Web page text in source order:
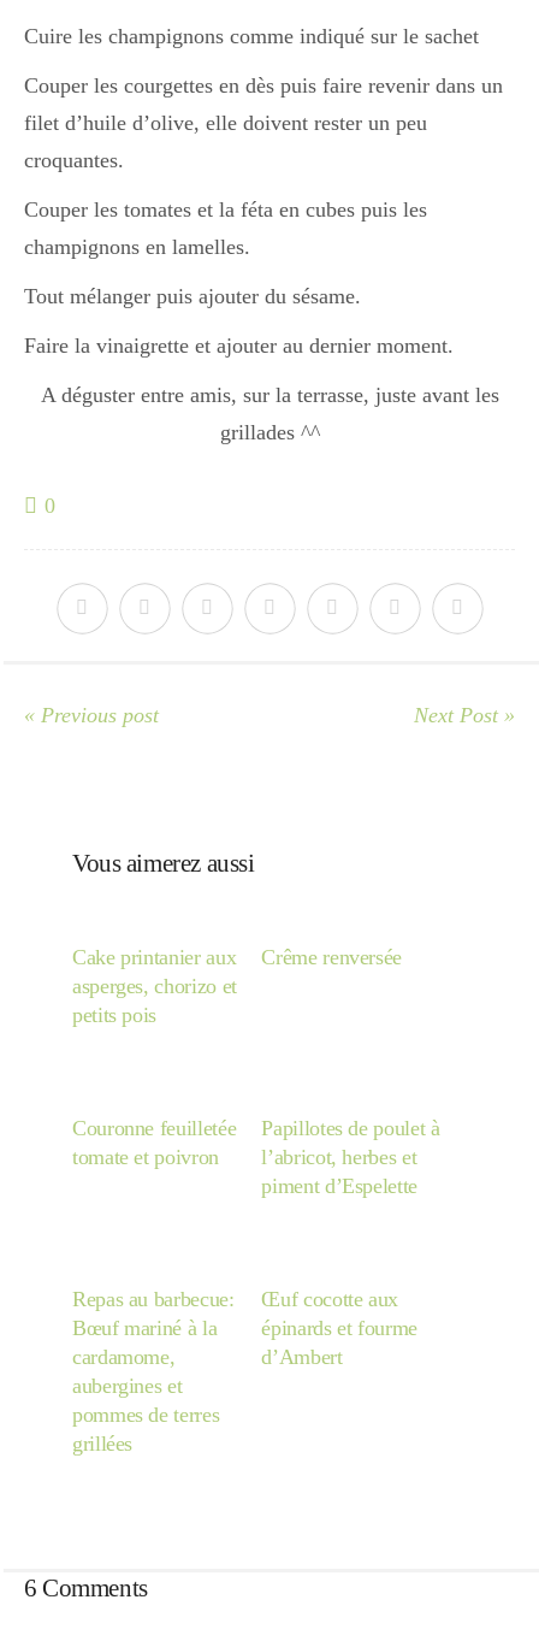
Divers
Semaines Spéciales
cupcake
apéro
Japon
Cuire les champignons comme indiqué sur le sachet
Couper les courgettes en dès puis faire revenir dans un
filet d’huile d’olive, elle doivent rester un peu
croquantes.
Couper les tomates et la féta en cubes puis les
champignons en lamelles.
Tout mélanger puis ajouter du sésame.
Faire la vinaigrette et ajouter au dernier moment.
A déguster entre amis, sur la terrasse, juste avant les
grillades ^^
0
« Previous post Next Post »
Vous aimerez aussi
Cake printanier aux
asperges, chorizo et
petits pois
Crême renversée
Couronne feuilletée
tomate et poivron
Papillotes de poulet à
l’abricot, herbes et
piment d’Espelette
Repas au barbecue:
Bœuf mariné à la
cardamome,
aubergines et
pommes de terres
grillées
Œuf cocotte aux
épinards et fourme
d’Ambert
6 Comments